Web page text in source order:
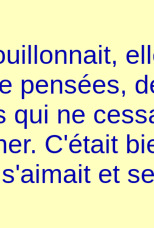
pensées,
qui ne
C'était
et